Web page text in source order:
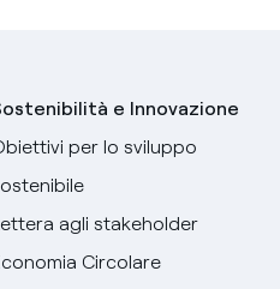
e Innovazione
per lo sviluppo
agli stakeholder
Circolare